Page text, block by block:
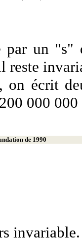
par un "s"
on écrit
000
de 1990
invariable.